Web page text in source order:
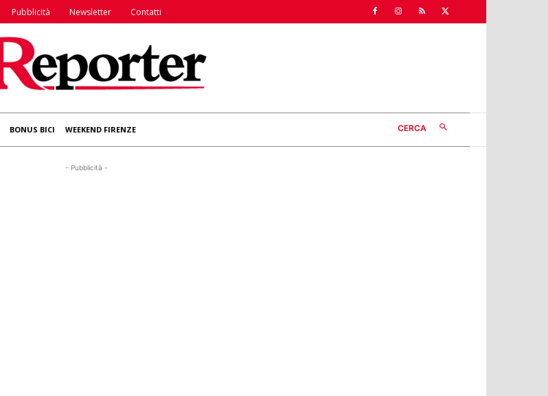
Pubblicità Newsletter Contatti
BONUS BICI WEEKEND FIRENZE CERCA
- Pubblicità -